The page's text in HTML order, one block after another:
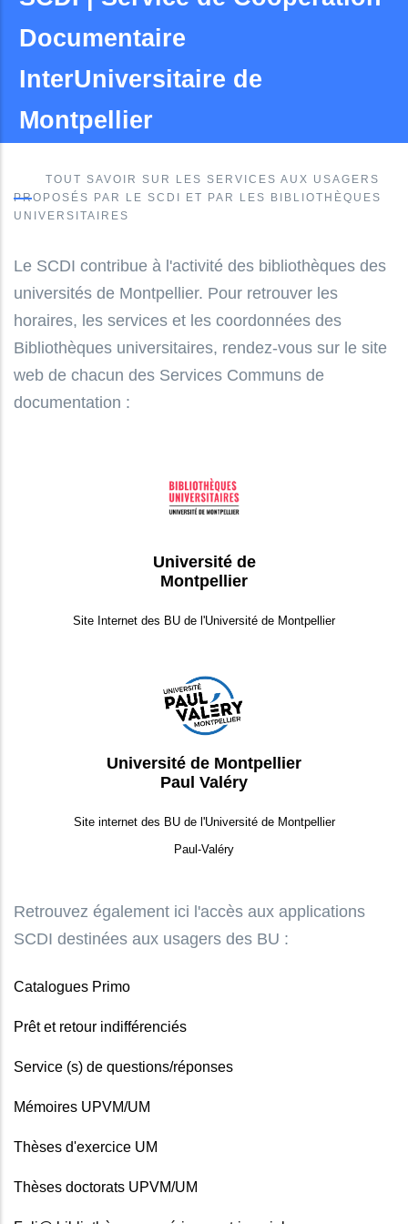
Documentaire
InterUniversitaire de
Montpellier
TOUT SAVOIR SUR LES SERVICES AUX USAGERS
PROPOSÉS PAR LE SCDI ET PAR LES BIBLIOTHÈQUES
UNIVERSITAIRES
Le SCDI contribue à l'activité des bibliothèques des
universités de Montpellier. Pour retrouver les
horaires, les services et les coordonnées des
Bibliothèques universitaires, rendez-vous sur le site
web de chacun des Services Communs de
documentation :
Université de
Montpellier
Site Internet des BU de l'Université de Montpellier
Université de Montpellier
Paul Valéry
Site internet des BU de l'Université de Montpellier
Paul-Valéry
Retrouvez également ici l'accès aux applications
SCDI destinées aux usagers des BU :
Catalogues Primo
Prêt et retour indifférenciés
Service (s) de questions/réponses
Mémoires UPVM/UM
Thèses d'exercice UM
Thèses doctorats UPVM/UM